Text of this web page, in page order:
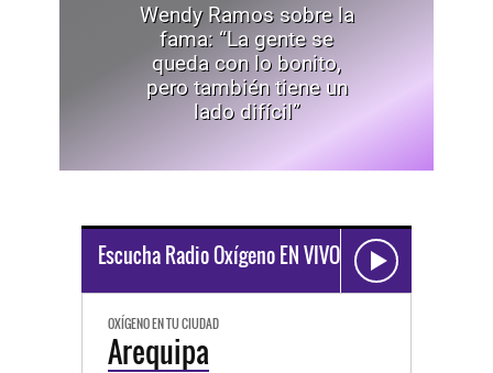
Wendy Ramos sobre la
fama: “La gente se
queda con lo bonito,
pero también tiene un
lado difícil”
Escucha Radio Oxígeno EN VIVO
OXÍGENO EN TU CIUDAD
Arequipa